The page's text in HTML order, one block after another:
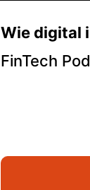
Wie digital
FinTech